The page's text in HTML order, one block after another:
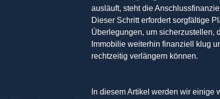
ausläuft, steht die
Dieser Schritt erfordert sorgfältige
Überlegungen, um sicherzustellen,
Immobilie weiterhin finanziell klug
rechtzeitig verlängern können.
In diesem Artikel werden wir einige